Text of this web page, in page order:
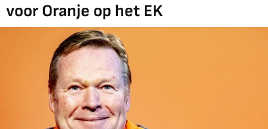
voor Oranje op het EK